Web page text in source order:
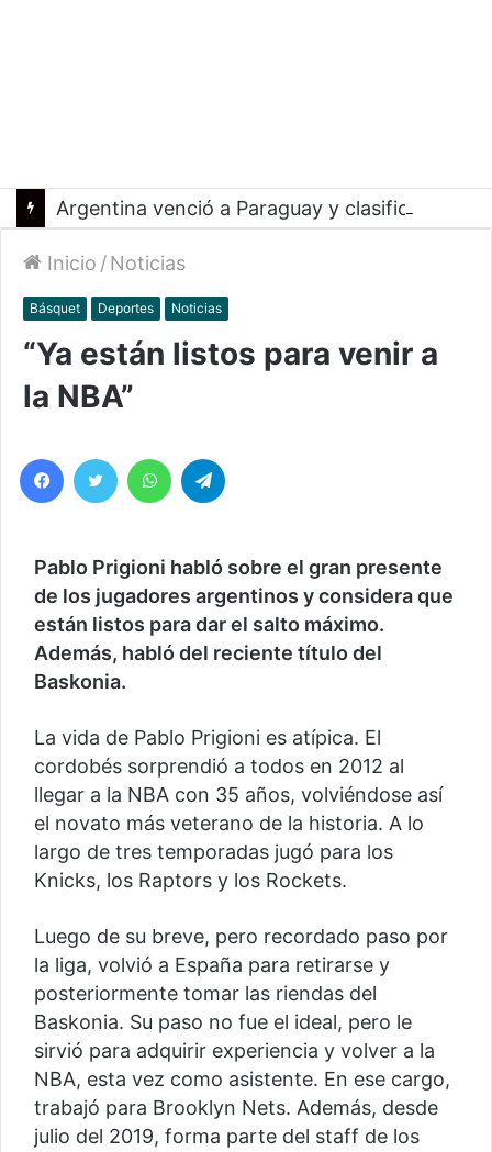
Inicio /Noticias
Básquet Deportes Noticias
“Ya están listos para venir a
la NBA”
Facebook
Twitter WhatsApp
Pablo Prigioni habló sobre el gran presente
de los jugadores argentinos y considera que
están listos para dar el salto máximo.
Además, habló del reciente título del
Baskonia.
La vida de Pablo Prigioni es atípica. El
cordobés sorprendió a todos en 2012 al
llegar a la NBA con 35 años, volviéndose así
el novato más veterano de la historia. A lo
largo de tres temporadas jugó para los
Knicks, los Raptors y los Rockets.
Luego de su breve, pero recordado paso por
la liga, volvió a España para retirarse y
posteriormente tomar las riendas del
Baskonia. Su paso no fue el ideal, pero le
sirvió para adquirir experiencia y volver a la
NBA, esta vez como asistente. En ese cargo,
trabajó para Brooklyn Nets. Además, desde
julio del 2019, forma parte del staff de los